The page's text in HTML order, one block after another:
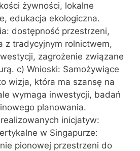
żywności, lokalne
edukacja ekologiczna.
dostępność przestrzeni,
z tradycyjnym rolnictwem,
zagrożenie związane
c) Wnioski: Samożywiące
wizja, która ma szansę na
wymaga inwestycji, badań
planowania.
inicjatyw:
w Singapurze:
pionowej przestrzeni do